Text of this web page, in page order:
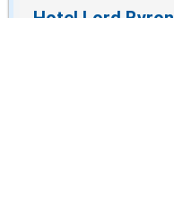
Hotel Lord Byron